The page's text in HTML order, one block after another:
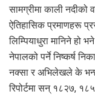
सामग्रीमा काली नदीको
ऐतिहासिक प्रमाणहरू
लिम्पियाधुरा मानिने हो
नेपालको पर्ने निष्कर्ष
नक्सा र अभिलेखले के
रिपोर्टमा सन् १८२७,